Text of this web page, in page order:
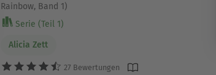
Rainbow, Band 1)
Serie (Teil 1)
Alicia Zett
27 Bewertungen